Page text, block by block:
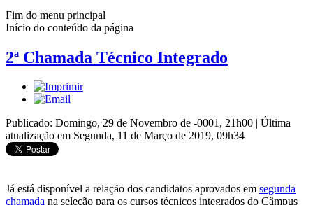
Fim do menu principal
Início do conteúdo da página
2ª Chamada Técnico Integrado
Publicado: Domingo, 29 de Novembro de -0001, 21h00 | Última
atualização em Segunda, 11 de Março de 2019, 09h34
Já está disponível a relação dos candidatos aprovados em segunda
chamada na seleção para os cursos técnicos integrados do Câmpus